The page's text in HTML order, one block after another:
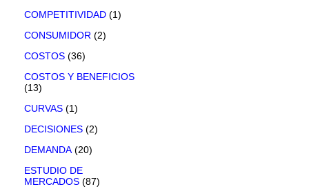
COMPETITIVIDAD (1)
CONSUMIDOR (2)
COSTOS (36)
COSTOS Y BENEFICIOS
(13)
CURVAS (1)
DECISIONES (2)
DEMANDA (20)
ESTUDIO DE
MERCADOS (87)